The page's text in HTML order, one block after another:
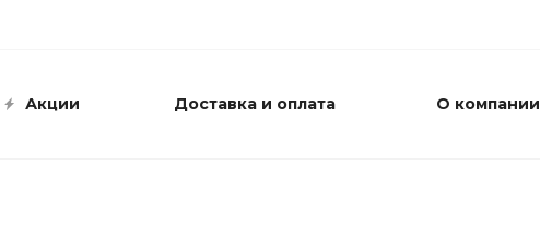
Акции Доставка и оплата О компании